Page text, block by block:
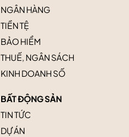
NGÂN HÀNG
TIỀN TỆ
BẢO HIỂM
THUẾ, NGÂN SÁCH
KINH DOANH SỐ
BẤT ĐỘNG SẢN
TIN TỨC
DỰ ÁN